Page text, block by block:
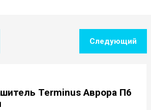
Следующий
Terminus Аврора П6